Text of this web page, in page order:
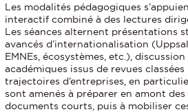
Les modalités pédagogiques
interactif combiné à des lectures
Les séances alternent présentations
avancés d’internationalisation
EMNEs, écosystèmes, etc.),
académiques issus de revues
trajectoires d’entreprises, en
sont amenés à préparer en amont
documents courts, puis à mobiliser